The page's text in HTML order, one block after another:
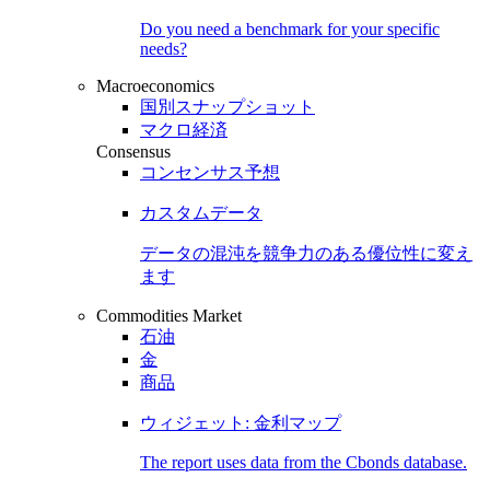
Do you need a benchmark for your specific
needs?
Macroeconomics
国別スナップショット
マクロ経済
Consensus
コンセンサス予想
カスタムデータ
データの混沌を競争力のある優位性に変え
ます
Commodities Market
石油
金
商品
ウィジェット: 金利マップ
The report uses data from the Cbonds database.